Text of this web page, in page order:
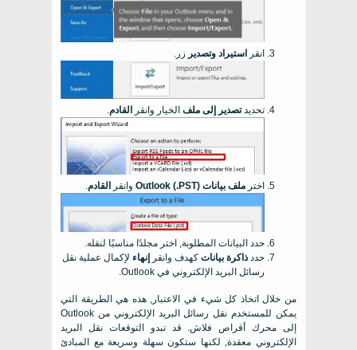
انقر استيراد وتصدير زر.
تحديدتصدير إلى ملف الخيار وانقر القادم
اختر ملف بيانات Outlook (.PST) وانقر القادم.
حدد البيانات المطلوبة, اختر مجلدًا مناسبًا لنقله.
حددذاكرة بيانات كهدف وانقر إنهاء لإكمال عملية نقل
رسائل البريد الإلكتروني في Outlook.
من خلال اتخاذ كل شيء في الاعتبار, هذه هي الطريقة التي
يمكن للمستخدم نقل رسائل البريد الإلكتروني من Outlook
إلى محرك أقراص فلاش. قد تبدو التوقعات نقل البريد
الإلكتروني معقدة, لكنها ستكون سهلة وسريعة مع المبادئ